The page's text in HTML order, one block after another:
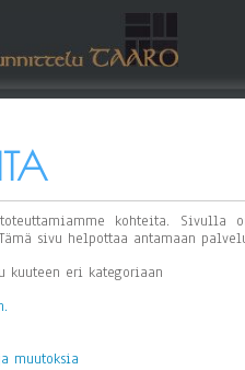
kohteita. Sivulla
sivu helpottaa antamaan
kuuteen eri kategoriaan
muutoksia